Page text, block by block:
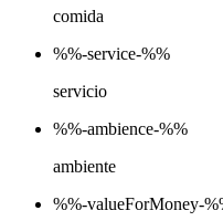
comida
%%-service-%%
servicio
%%-ambience-%%
ambiente
%%-valueForMoney-